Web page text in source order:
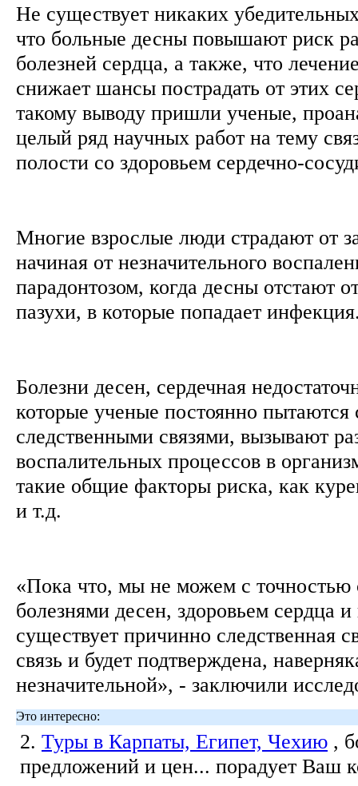
Не существует никаких
что больные десны повышают риск
болезней сердца, а также, что
снижает шансы пострадать от этих
такому выводу пришли ученые,
целый ряд научных работ на тему
полости со здоровьем сердечно-
Многие взрослые люди страдают от
начиная от незначительного
парадонтозом, когда десны отстают
пазухи, в которые попадает
Болезни десен, сердечная
которые ученые постоянно пытаются
следственными связями, вызывают
воспалительных процессов в
такие общие факторы риска, как
и т.д.
«Пока что, мы не можем с точностью
болезнями десен, здоровьем сердца
существует причинно следственная
связь и будет подтверждена,
незначительной», - заключили
Это интересно:
2. Туры в Карпаты, Египет, Чехию ,
предложений и цен... порадует Ваш